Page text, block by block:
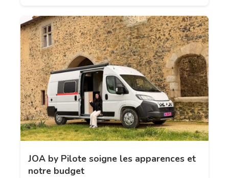
JOA by Pilote soigne les apparences et
notre budget